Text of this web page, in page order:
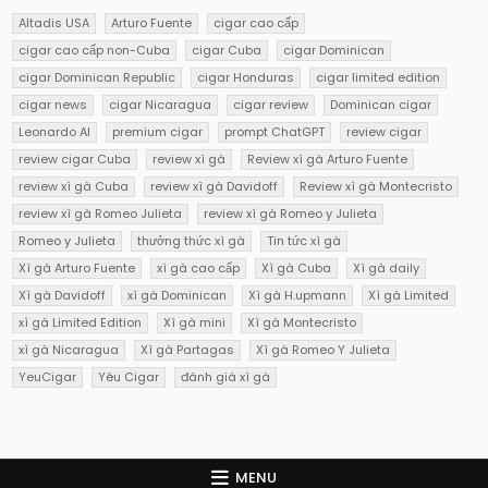
Altadis USA Arturo Fuente
cigar cao cấp
cigar cao cấp non-Cuba
cigar Cuba
cigar Dominican
cigar Dominican Republic
cigar Honduras
cigar limited edition
cigar news
cigar Nicaragua cigar review
Dominican cigar
Leonardo AI
premium cigar prompt ChatGPT
review cigar
review cigar Cuba
review xì gà
Review xì gà Arturo Fuente
review xì gà Cuba
review xì gà Davidoff
Review xì gà Montecristo
review xì gà Romeo Julieta
review xì gà Romeo y Julieta
Romeo y Julieta
thưởng thức xì gà
Tin tức xì gà
Xì gà Arturo Fuente
xì gà cao cấp Xì gà Cuba
Xì gà daily
Xì gà Davidoff
xì gà Dominican Xì gà H.upmann
Xì gà Limited
xì gà Limited Edition
Xì gà mini
Xì gà Montecristo
xì gà Nicaragua
Xì gà Partagas
Xì gà Romeo Y Julieta
YeuCigar
Yêu Cigar đánh giá xì gà
MENU